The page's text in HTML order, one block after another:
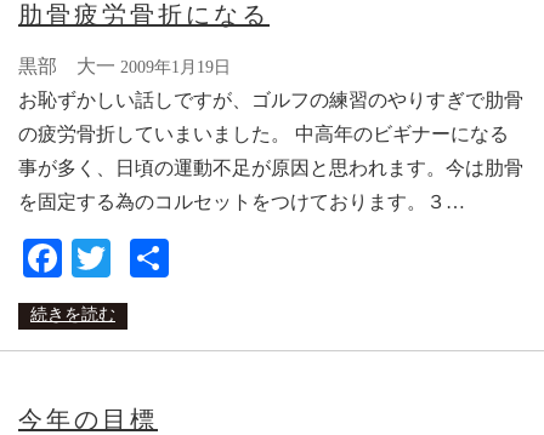
肋骨疲労骨折になる
黒部 大一 2009年1月19日
お恥ずかしい話しですが、ゴルフの練習のやりすぎで肋骨
の疲労骨折していまいました。 中高年のビギナーになる
事が多く、日頃の運動不足が原因と思われます。今は肋骨
を固定する為のコルセットをつけております。３…
Facebook
Twitter
続きを読む
今年の目標